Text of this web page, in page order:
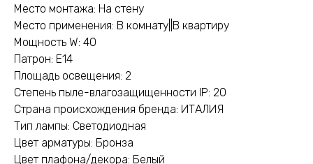
Место монтажа: На стену
Место применения: В комнату||В квартиру
Мощность W: 40
Патрон: E14
Площадь освещения: 2
Степень пыле-влагозащищенности IP: 20
Страна происхождения бренда: ИТАЛИЯ
Тип лампы: Светодиодная
Цвет арматуры: Бронза
Цвет плафона/декора: Белый